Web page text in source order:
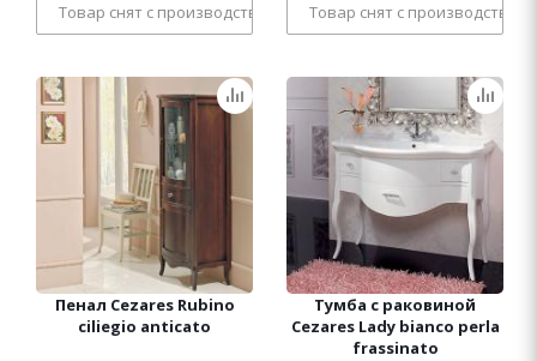
Товар снят с производства Товар снят с производства
Пенал Cezares Rubino
ciliegio anticato
Тумба с раковиной
Cezares Lady bianco perla
frassinato